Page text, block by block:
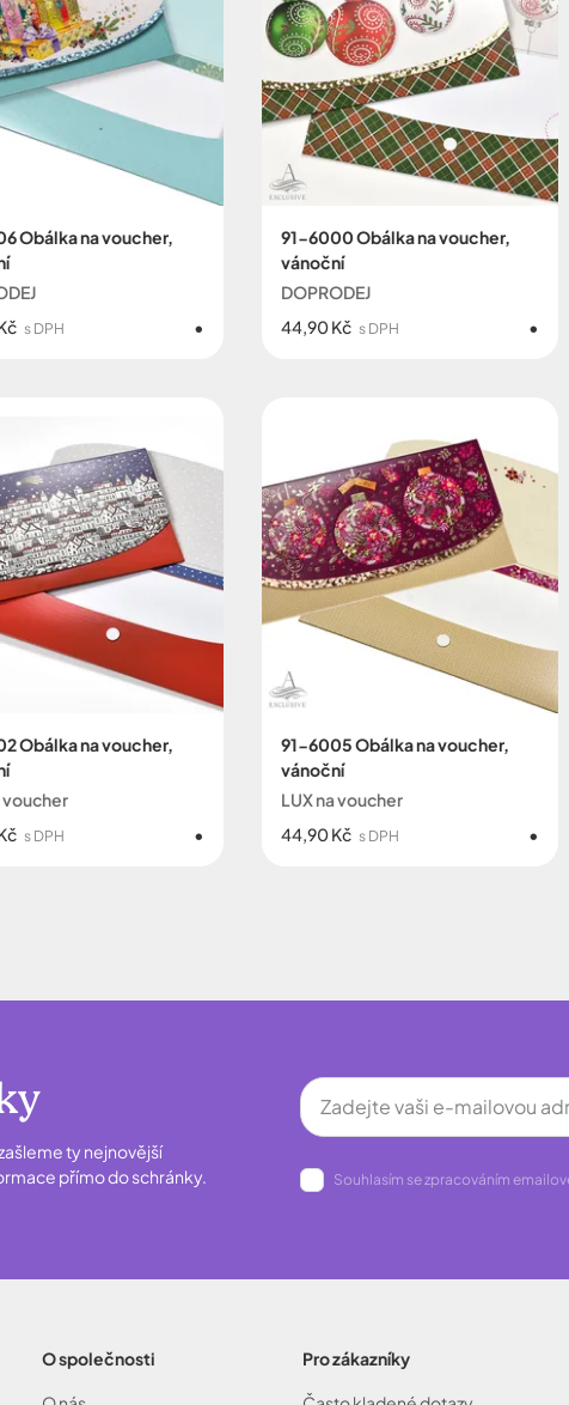
Obálka na voucher,
s DPH
91-6000 Obálka na voucher,
vánoční
DOPRODEJ
44,90 Kč s DPH
Obálka na voucher,
voucher
s DPH
91-6005 Obálka na voucher,
vánoční
LUX na voucher
44,90 Kč s DPH
ty nejnovější
přímo do schránky.
Souhlasím se zpracováním
O společnosti Pro zákazníky